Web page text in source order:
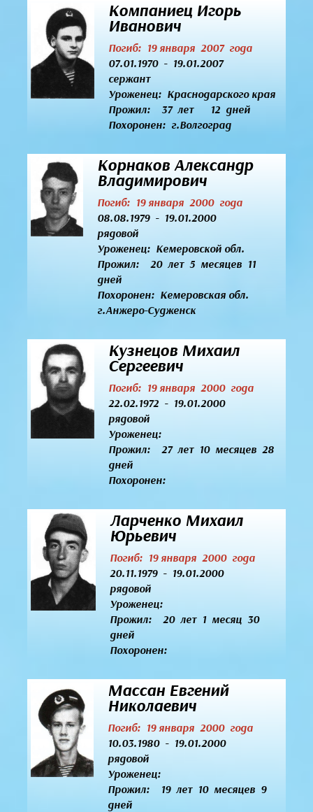
Компаниец Игорь
Иванович
Погиб: 19 января 2007 года
07.01.1970 - 19.01.2007
сержант
Уроженец: Краснодарского края
Прожил: 37 лет 12 дней
Похоронен: г.Волгоград
Корнаков Александр
Владимирович
Погиб: 19 января 2000 года
08.08.1979 - 19.01.2000
рядовой
Уроженец: Кемеровской обл.
Прожил: 20 лет 5 месяцев 11
дней
Похоронен: Кемеровская обл.
г.Анжеро-Судженск
Кузнецов Михаил
Сергеевич
Погиб: 19 января 2000 года
22.02.1972 - 19.01.2000
рядовой
Уроженец:
Прожил: 27 лет 10 месяцев 28
дней
Похоронен:
Ларченко Михаил
Юрьевич
Погиб: 19 января 2000 года
20.11.1979 - 19.01.2000
рядовой
Уроженец:
Прожил: 20 лет 1 месяц 30
дней
Похоронен:
Массан Евгений
Николаевич
Погиб: 19 января 2000 года
10.03.1980 - 19.01.2000
рядовой
Уроженец:
Прожил: 19 лет 10 месяцев 9
дней